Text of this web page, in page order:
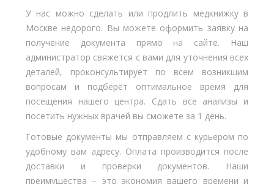
У нас можно сделать или продлить медкнижку в
Москве недорого. Вы можете оформить заявку на
получение документа прямо на сайте. Наш
администратор свяжется с вами для уточнения всех
деталей, проконсультирует по всем возникшим
вопросам и подберёт оптимальное время для
посещения нашего центра. Сдать все анализы и
посетить нужных врачей вы сможете за 1 день.
Готовые документы мы отправляем с курьером по
удобному вам адресу. Оплата производится после
доставки и проверки документов. Наши
преимущества – это экономия вашего времени и